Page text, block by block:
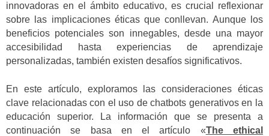
innovadoras en el ámbito educativo, es crucial reflexionar
sobre las implicaciones éticas que conllevan. Aunque los
beneficios potenciales son innegables, desde una mayor
accesibilidad hasta experiencias de aprendizaje
personalizadas, también existen desafíos significativos.
En este artículo, exploramos las consideraciones éticas
clave relacionadas con el uso de chatbots generativos en la
educación superior. La información que se presenta a
continuación se basa en el artículo «The ethical